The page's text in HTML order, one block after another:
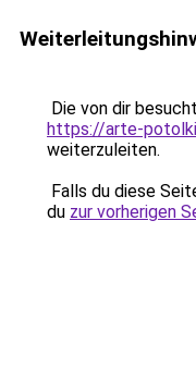
Die von dir
https://arte-
weiterzuleiten.
Falls du diese
du zur vorherigen